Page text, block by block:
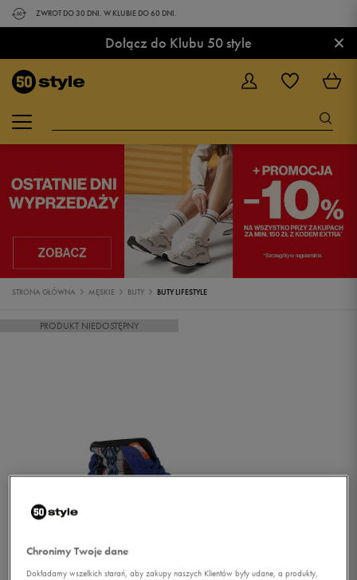
ZWROT DO 30 DNI. W KLUBIE DO 60 DNI.
Dołącz do Klubu 50 style ×
STRONA GŁÓWNA MĘSKIE BUTY BUTY LIFESTYLE
PRODUKT NIEDOSTĘPNY
Chronimy Twoje dane
Dokładamy wszelkich starań, aby zakupy naszych Klientów były udane, a produkty,